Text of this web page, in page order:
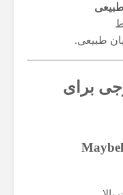
طبیعی.
برای